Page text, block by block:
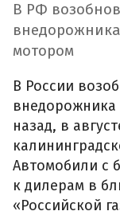
В РФ
мотором
В России
внедорожника
назад, в
Автомобили с
к дилерам в
«Российской